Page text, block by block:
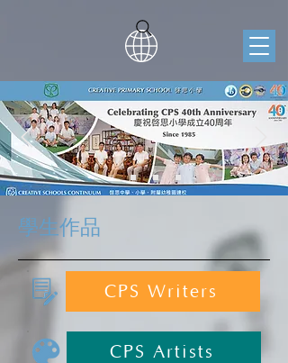
學生作品
CPS Writers
CPS Artists